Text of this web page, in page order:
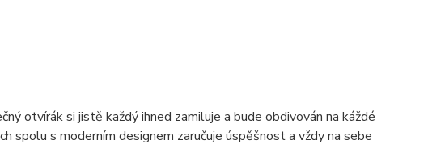
otvírák si jistě každý ihned zamiluje a bude obdivován na káždé
s moderním designem zaručuje úspěšnost a vždy na sebe